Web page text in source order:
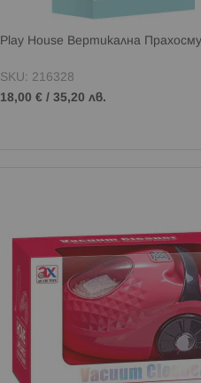
Play House Вертикална
SKU: 216328
18,00 € /35,20 лв.